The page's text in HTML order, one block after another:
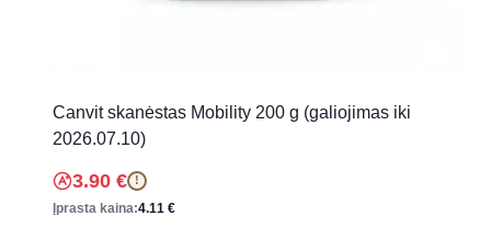
Canvit skanėstas Mobility 200 g (galiojimas iki
2026.07.10)
3.90 € !
Įprasta kaina:4.11 €